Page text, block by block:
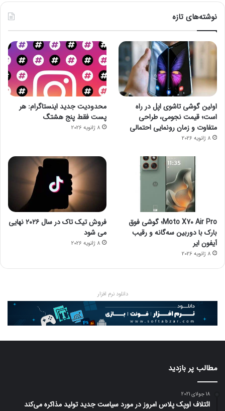
نوشته‌های تازه
اولین گوشی تاشوی اپل در راه
است؛ قیمت نجومی، طراحی
متفاوت و زمان رونمایی احتمالی
8 ژانویه 2026
محدودیت جدید اینستاگرام: هر
پست فقط پنج هشتگ
8 ژانویه 2026
Moto X70 Air Pro؛ گوشی فوق
بارک با دوربین سه‌گانه و رقیب
آیفون ایر
8 ژانویه 2026
فروش تیک تاک در سال ۲۰۲۶ نهایی
می شود
8 ژانویه 2026
دانلود نرم افزار
مطالب پر بازدید
18 جولای 2021
ائتلاف اوپک پلاس امروز در مورد سیاست جدید تولید مذاکره می‌کند